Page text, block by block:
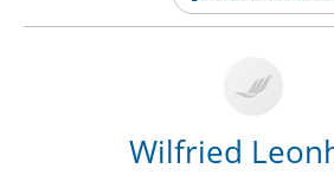
Wilfried